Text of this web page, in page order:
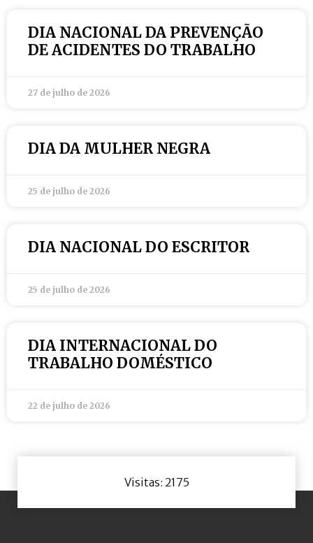
DIA NACIONAL DA PREVENÇÃO
DE ACIDENTES DO TRABALHO
27 de julho de 2026
DIA DA MULHER NEGRA
25 de julho de 2026
DIA NACIONAL DO ESCRITOR
25 de julho de 2026
DIA INTERNACIONAL DO
TRABALHO DOMÉSTICO
22 de julho de 2026
Visitas: 2175